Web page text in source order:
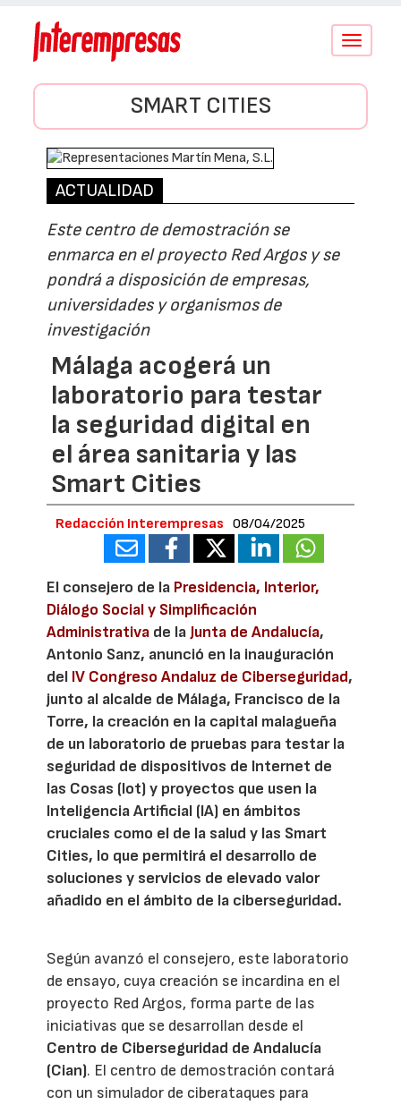
Conmutar
SMART CITIES
ACTUALIDAD
Este centro de demostración se
enmarca en el proyecto Red Argos y se
pondrá a disposición de empresas,
universidades y organismos de
investigación
Málaga acogerá un
laboratorio para testar
la seguridad digital en
el área sanitaria y las
Smart Cities
Redacción Interempresas 08/04/2025
El consejero de la Presidencia, Interior,
Diálogo Social y Simplificación
Administrativa de la Junta de Andalucía,
Antonio Sanz, anunció en la inauguración
del IV Congreso Andaluz de Ciberseguridad,
junto al alcalde de Málaga, Francisco de la
Torre, la creación en la capital malagueña
de un laboratorio de pruebas para testar la
seguridad de dispositivos de Internet de
las Cosas (Iot) y proyectos que usen la
Inteligencia Artificial (IA) en ámbitos
cruciales como el de la salud y las Smart
Cities, lo que permitirá el desarrollo de
soluciones y servicios de elevado valor
añadido en el ámbito de la ciberseguridad.
Según avanzó el consejero, este laboratorio
de ensayo, cuya creación se incardina en el
proyecto Red Argos, forma parte de las
iniciativas que se desarrollan desde el
Centro de Ciberseguridad de Andalucía
(Cian). El centro de demostración contará
con un simulador de ciberataques para